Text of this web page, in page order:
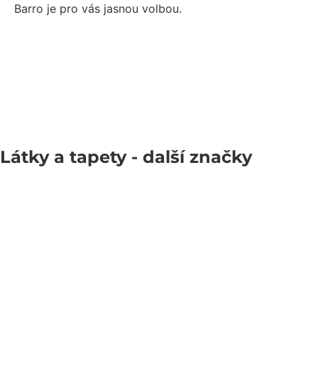
Barro je pro vás jasnou volbou.
Látky a tapety- další značky